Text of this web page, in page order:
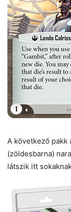
A következő pakk
(zöldesbarna)
látszik itt